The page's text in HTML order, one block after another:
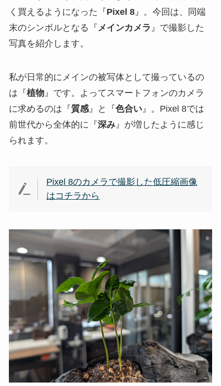
く買えるようになった『Pixel 8』。今回は、同端
末のシンボルとなる『メインカメラ 』で撮影した
写真を紹介します。
私が日常的にメインの被写体として撮っているの
は『植物』です。よってスマートフォンのカメラ
に求めるのは『質感』と『色合い』。Pixel 8では
前世代から全体的に『深み』が増したように感じ
られます。
Pixel 8のカメラで撮影した低圧縮画像
はコチラから